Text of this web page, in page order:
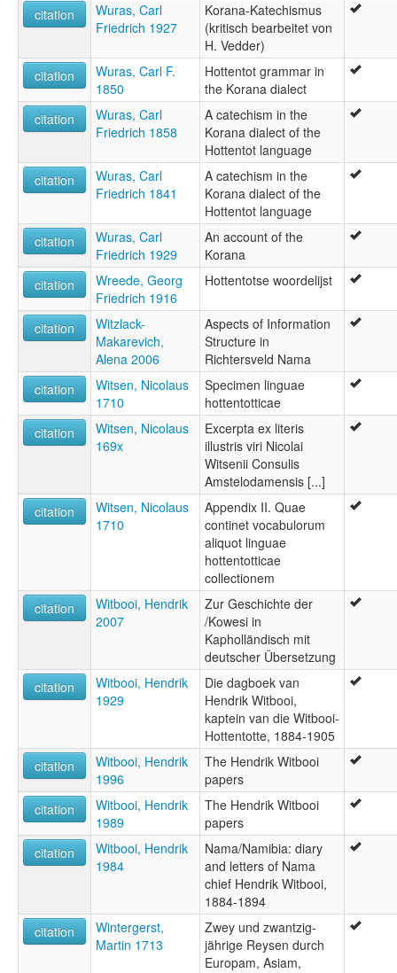
citation
Wuras, Carl
Friedrich 1927
Korana-Katechismus
(kritisch bearbeitet von
H. Vedder)
citation
Wuras, Carl F.
1850
Hottentot grammar in
the Korana dialect
citation
Wuras, Carl
Friedrich 1858
A catechism in the
Korana dialect of the
Hottentot language
citation
Wuras, Carl
Friedrich 1841
A catechism in the
Korana dialect of the
Hottentot language
citation
Wuras, Carl
Friedrich 1929
An account of the
Korana
citation
Wreede, Georg
Friedrich 1916
Hottentotse woordelijst
citation
Witzlack-
Makarevich,
Alena 2006
Aspects of Information
Structure in
Richtersveld Nama
citation
Witsen, Nicolaus
1710
Specimen linguae
hottentotticae
citation
Witsen, Nicolaus
169x
Excerpta ex literis
illustris viri Nicolai
Witsenii Consulis
Amstelodamensis [...]
citation
Witsen, Nicolaus
1710
Appendix II. Quae
continet vocabulorum
aliquot linguae
hottentotticae
collectionem
citation
Witbooi, Hendrik
2007
Zur Geschichte der
/Kowesi in
Kapholländisch mit
deutscher Übersetzung
citation
Witbooi, Hendrik
1929
Die dagboek van
Hendrik Witbooi,
kaptein van die Witbooi-
Hottentotte, 1884-1905
citation
Witbooi, Hendrik
1996
The Hendrik Witbooi
papers
citation
Witbooi, Hendrik
1989
The Hendrik Witbooi
papers
citation
Witbooi, Hendrik
1984
Nama/Namibia: diary
and letters of Nama
chief Hendrik Witbooi,
1884-1894
citation
Wintergerst,
Martin 1713
Zwey und zwantzig-
jährige Reysen durch
Europam, Asiam,